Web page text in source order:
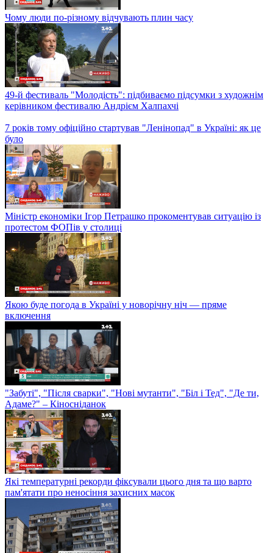
Де ховаються гриби у лісі та як швидко знайти грибні місця —
Сніданок.Гриби
Чому люди по-різному відчувають плин часу
49-й фестиваль "Молодість": підбиваємо підсумки з художнім
керівником фестивалю Андрієм Халпахчі
7 років тому офіційно стартував "Ленінопад" в Україні: як це
було
Міністр економіки Ігор Петрашко прокоментував ситуацію із
протестом ФОПів у столиці
Якою буде погода в Україні у новорічну ніч — пряме
включення